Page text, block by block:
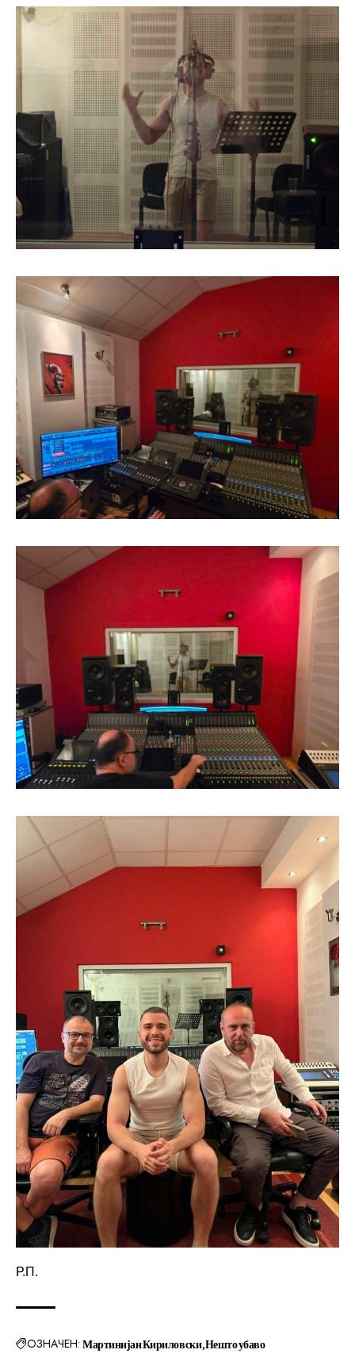
Р.П.
ОЗНАЧЕН: Мартинијан Кириловски Нешто убаво